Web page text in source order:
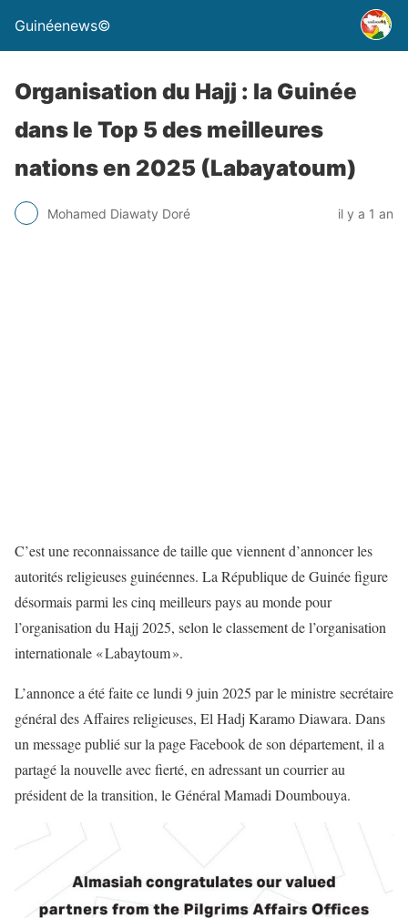
Guinéenews©
Organisation du Hajj : la Guinée
dans le Top 5 des meilleures
nations en 2025 (Labayatoum)
Mohamed Diawaty Doré il y a 1 an
C’est une reconnaissance de taille que viennent d’annoncer les
autorités religieuses guinéennes. La République de Guinée figure
désormais parmi les cinq meilleurs pays au monde pour
l’organisation du Hajj 2025, selon le classement de l’organisation
internationale « Labaytoum ».
L’annonce a été faite ce lundi 9 juin 2025 par le ministre secrétaire
général des Affaires religieuses, El Hadj Karamo Diawara. Dans
un message publié sur la page Facebook de son département, il a
partagé la nouvelle avec fierté, en adressant un courrier au
président de la transition, le Général Mamadi Doumbouya.